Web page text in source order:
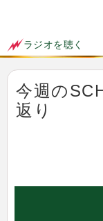
ラジオを聴く
今週の
返り